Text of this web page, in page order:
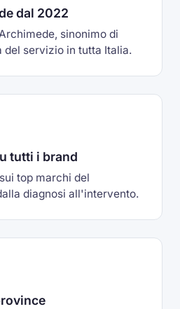
dal 2022
sinonimo di
servizio in tutta Italia.
tutti i brand
top marchi del
diagnosi all'intervento.